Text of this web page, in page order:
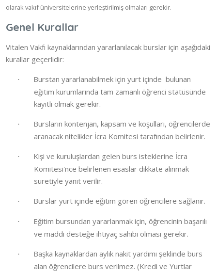
olarak vakıf üniversitelerine yerleştirilmiş olmaları gerekir.
Genel Kurallar
Vitalen Vakfı kaynaklarından yararlanılacak burslar için aşağıdaki
kurallar geçerlidir:
·
Burstan yararlanabilmek için yurt içinde bulunan
eğitim kurumlarında tam zamanlı öğrenci statüsünde
kayıtlı olmak gerekir.
·
Bursların kontenjan, kapsam ve koşulları, öğrencilerde
aranacak nitelikler İcra Komitesi tarafından belirlenir.
·
Kişi ve kuruluşlardan gelen burs isteklerine İcra
Komitesi'nce belirlenen esaslar dikkate alınmak
suretiyle yanıt verilir.
· Burslar yurt içinde eğitim gören öğrencilere sağlanır.
·
Eğitim bursundan yararlanmak için, öğrencinin başarılı
ve maddi desteğe ihtiyaç sahibi olması gerekir.
·
Başka kaynaklardan aylık nakit yardımı şeklinde burs
alan öğrencilere burs verilmez. (Kredi ve Yurtlar